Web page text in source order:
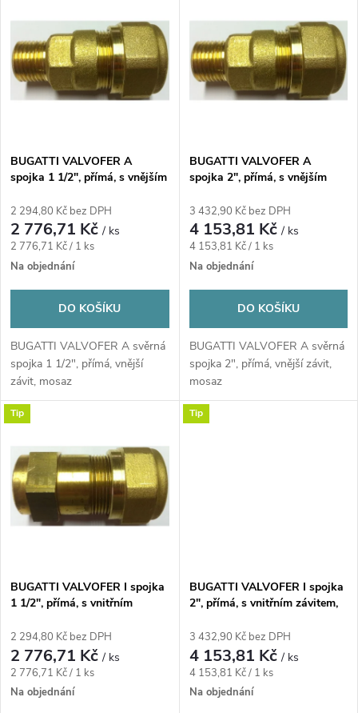
z
e
n
p
r
o
d
u
k
t
ů
Nejprodávanější
ý
p
i
s
p
r
o
u
k
t
ů
BUGATTI VALVOFER A
spojka 1 1/2", přímá, s vnějším
2 294,80 Kč bez DPH
2 776,71 Kč/ ks
Měrná
cena:
2 776,71 Kč / 1 ks
Na objednání
DO KOŠÍKU
BUGATTI VALVOFER A svěrná
spojka 1 1/2", přímá, vnější
závit, mosaz
BUGATTI VALVOFER A
spojka 2", přímá, s vnějším
3 432,90 Kč bez DPH
4 153,81 Kč/ ks
Měrná
cena:
4 153,81 Kč / 1 ks
Na objednání
DO KOŠÍKU
BUGATTI VALVOFER A svěrná
spojka 2", přímá, vnější závit,
mosaz
Tip
BUGATTI VALVOFER I spojka
1 1/2", přímá, s vnitřním
2 294,80 Kč bez DPH
2 776,71 Kč/ ks
Měrná
cena:
2 776,71 Kč / 1 ks
Na objednání
Tip
BUGATTI VALVOFER I spojka
2", přímá, s vnitřním závitem,
3 432,90 Kč bez DPH
4 153,81 Kč/ ks
Měrná
cena:
4 153,81 Kč / 1 ks
Na objednání